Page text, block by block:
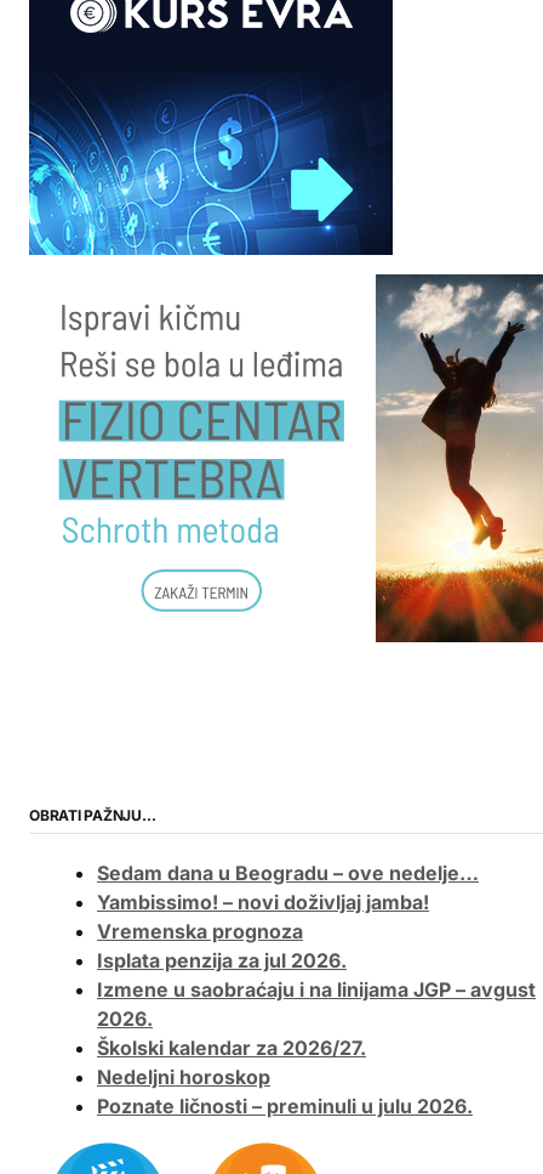
OBRATI PAŽNJU…
Sedam dana u Beogradu – ove nedelje…
Yambissimo! – novi doživljaj jamba!
Vremenska prognoza
Isplata penzija za jul 2026.
Izmene u saobraćaju i na linijama JGP – avgust
2026.
Školski kalendar za 2026/27.
Nedeljni horoskop
Poznate ličnosti – preminuli u julu 2026.